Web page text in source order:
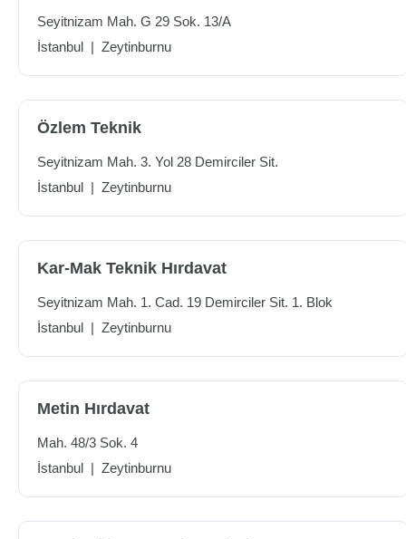
Seyitnizam Mah. G 29 Sok. 13/A
İstanbul | Zeytinburnu
Özlem Teknik
Seyitnizam Mah. 3. Yol 28 Demirciler Sit.
İstanbul | Zeytinburnu
Kar-Mak Teknik Hırdavat
Seyitnizam Mah. 1. Cad. 19 Demirciler Sit. 1. Blok
İstanbul | Zeytinburnu
Metin Hırdavat
Mah. 48/3 Sok. 4
İstanbul | Zeytinburnu